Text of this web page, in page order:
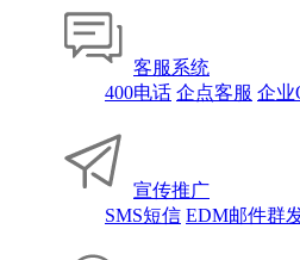
客服系统
400电话 企点客服 企业
宣传推广
SMS短信 EDM邮件群